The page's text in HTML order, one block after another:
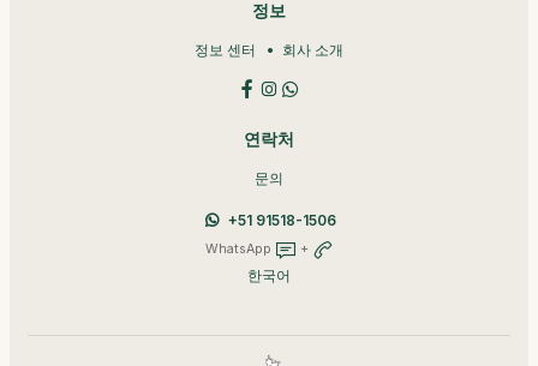
정보
정보 센터 회사 소개
연락처
문의
+51 91518-1506
WhatsApp +
한국어